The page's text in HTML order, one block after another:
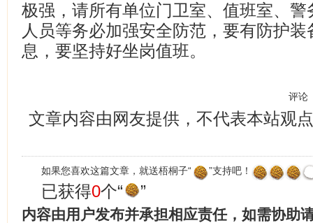
极强，请所有单位门卫室、值班室、
人员等务必加强安全防范，要有防护
息，要坚持好坐岗值班。
评论
文章内容由网友提供，不代表本站观点
如果您喜欢这篇文章，就送梧桐子“ ”支持吧！
已获得0个“ ”
内容由用户发布并承担相应责任，如需协助